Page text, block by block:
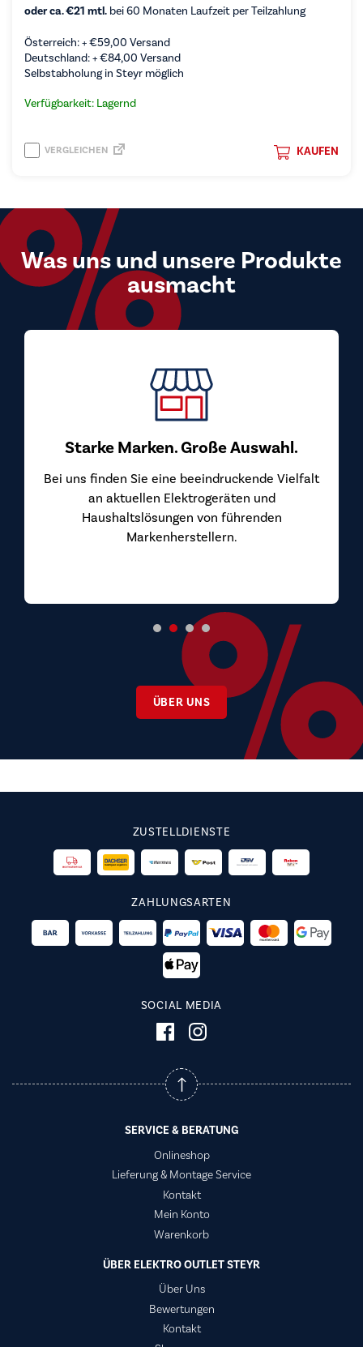
oder ca. €21 mtl. bei 60 Monaten Laufzeit per Teilzahlung
Österreich: +€59,00 Versand
Deutschland: +€84,00 Versand
Selbstabholung in Steyr möglich
Verfügbarkeit: Lagernd
KAUFEN
VERGLEICHEN
Was uns und unsere Produkte
ausmacht
Starke Marken. Große Auswahl.
Bei uns finden Sie eine beeindruckende Vielfalt
an aktuellen Elektrogeräten und
Haushaltslösungen von führenden
Markenherstellern.
ÜBER UNS
ZUSTELLDIENSTE
ZAHLUNGSARTEN
SOCIAL MEDIA
SERVICE & BERATUNG
Onlineshop
Lieferung & Montage Service
Kontakt
Mein Konto
Warenkorb
ÜBER ELEKTRO OUTLET STEYR
Über Uns
Bewertungen
Kontakt